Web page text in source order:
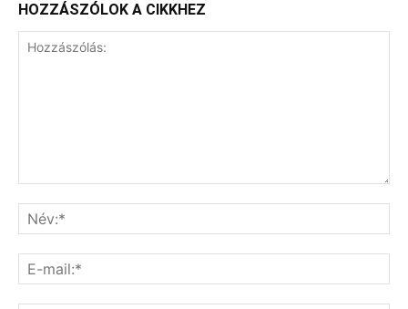
HOZZÁSZÓLOK A CIKKHEZ